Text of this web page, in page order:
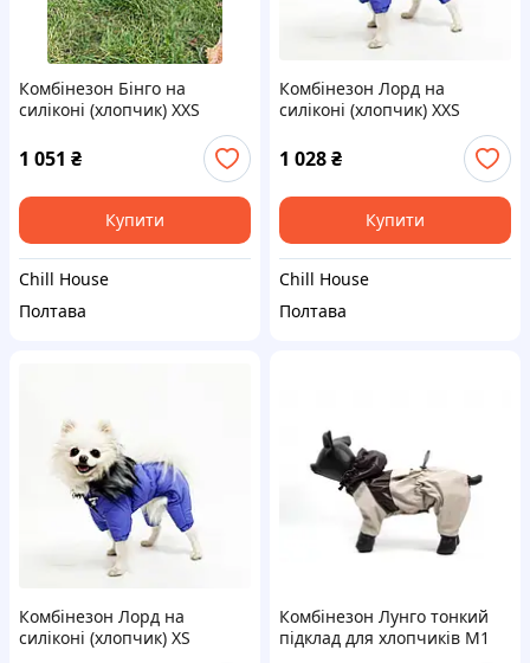
Комбінезон Бінго на
силіконі (хлопчик) XXS
1 051 ₴
Купити
Chill House
Полтава
Комбінезон Лорд на
силіконі (хлопчик) XXS
1 028₴
Купити
Chill House
Полтава
Комбінезон Лорд на
силіконі (хлопчик) XS
Комбінезон Лунго тонкий
підклад для хлопчиків M1